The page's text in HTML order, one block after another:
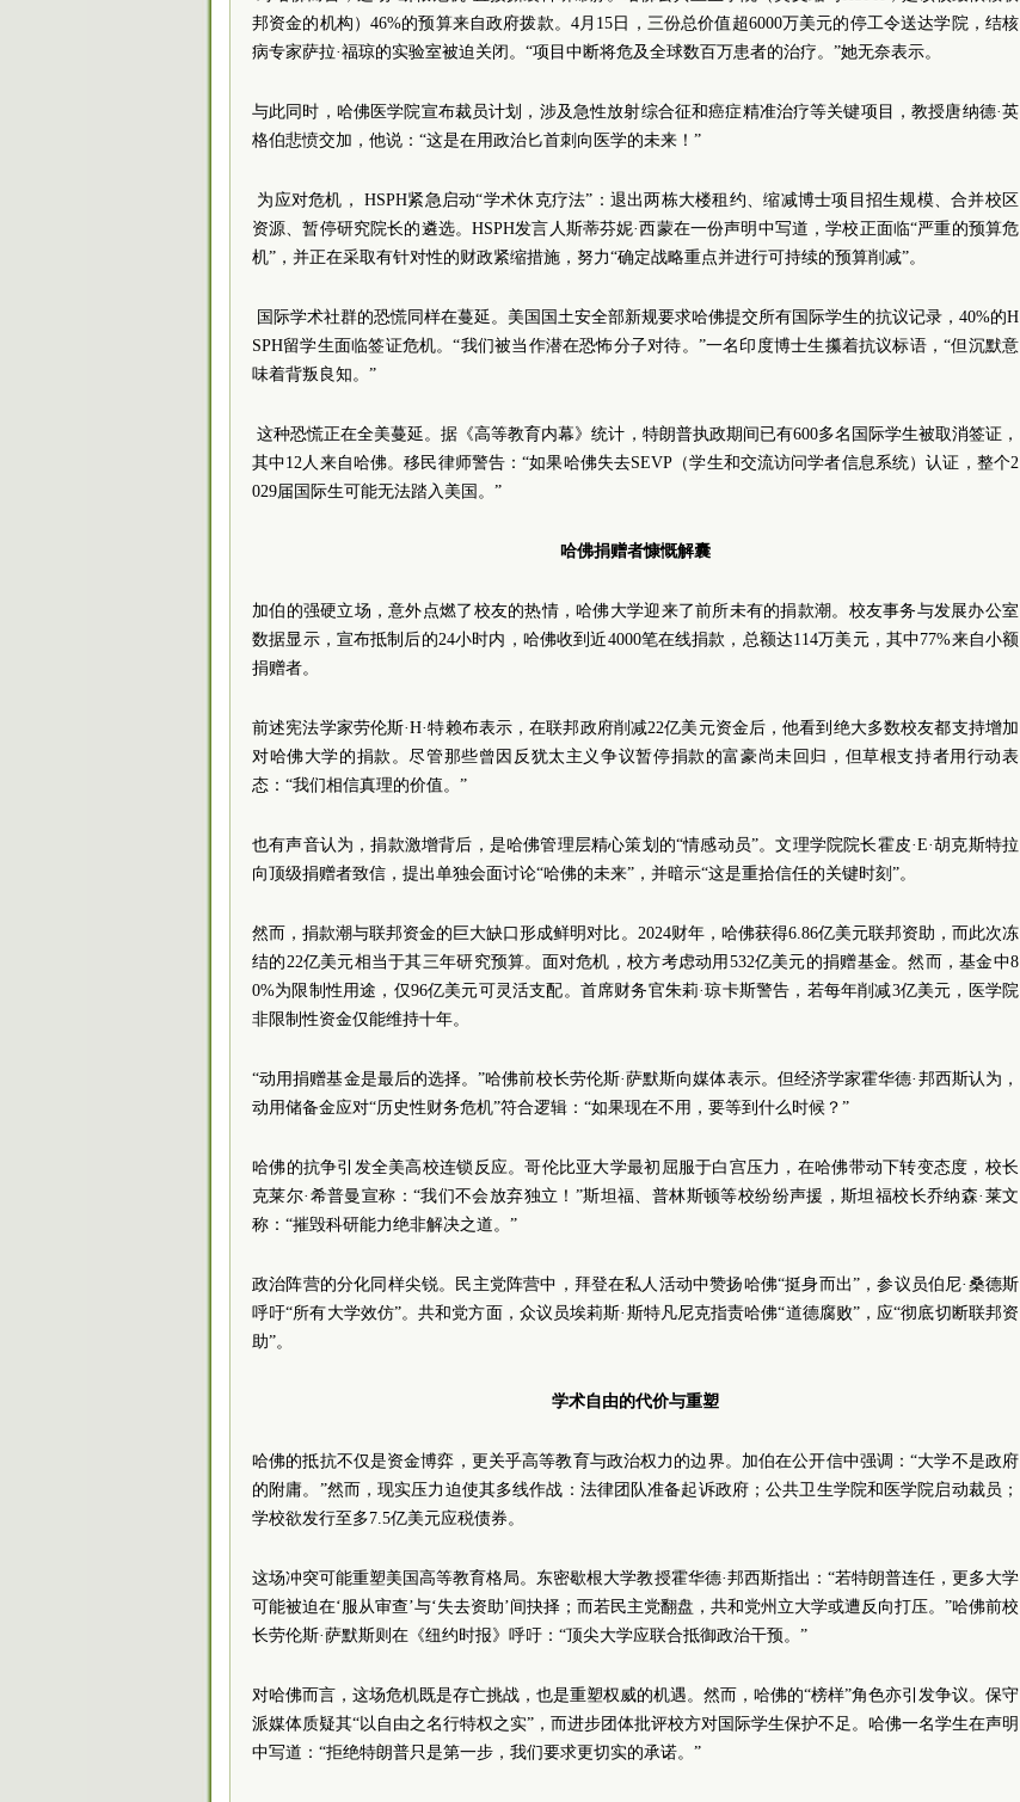
邦资金的机构）46%的预算来自政府拨款。4月15日，三份总价值超6000万美元的停工令送达学院，结核
病专家萨拉·福琼的实验室被迫关闭。“项目中断将危及全球数百万患者的治疗。”她无奈表示。
与此同时，哈佛医学院宣布裁员计划，涉及急性放射综合征和癌症精准治疗等关键项目，教授唐纳德·英
格伯悲愤交加，他说：“这是在用政治匕首刺向医学的未来！”
为应对危机， HSPH紧急启动“学术休克疗法”：退出两栋大楼租约、缩减博士项目招生规模、合并校区
资源、暂停研究院长的遴选。HSPH发言人斯蒂芬妮·西蒙在一份声明中写道，学校正面临“严重的预算危
机”，并正在采取有针对性的财政紧缩措施，努力“确定战略重点并进行可持续的预算削减”。
国际学术社群的恐慌同样在蔓延。美国国土安全部新规要求哈佛提交所有国际学生的抗议记录，40%的H
SPH留学生面临签证危机。“我们被当作潜在恐怖分子对待。”一名印度博士生攥着抗议标语，“但沉默意
味着背叛良知。”
这种恐慌正在全美蔓延。据《高等教育内幕》统计，特朗普执政期间已有600多名国际学生被取消签证，
其中12人来自哈佛。移民律师警告：“如果哈佛失去SEVP（学生和交流访问学者信息系统）认证，整个2
029届国际生可能无法踏入美国。”
哈佛捐赠者慷慨解囊
加伯的强硬立场，意外点燃了校友的热情，哈佛大学迎来了前所未有的捐款潮。校友事务与发展办公室
数据显示，宣布抵制后的24小时内，哈佛收到近4000笔在线捐款，总额达114万美元，其中77%来自小额
捐赠者。
前述宪法学家劳伦斯·H·特赖布表示，在联邦政府削减22亿美元资金后，他看到绝大多数校友都支持增加
对哈佛大学的捐款。尽管那些曾因反犹太主义争议暂停捐款的富豪尚未回归，但草根支持者用行动表
态：“我们相信真理的价值。”
也有声音认为，捐款激增背后，是哈佛管理层精心策划的“情感动员”。文理学院院长霍皮·E·胡克斯特拉
向顶级捐赠者致信，提出单独会面讨论“哈佛的未来”，并暗示“这是重拾信任的关键时刻”。
然而，捐款潮与联邦资金的巨大缺口形成鲜明对比。2024财年，哈佛获得6.86亿美元联邦资助，而此次冻
结的22亿美元相当于其三年研究预算。面对危机，校方考虑动用532亿美元的捐赠基金。然而，基金中8
0%为限制性用途，仅96亿美元可灵活支配。首席财务官朱莉·琼卡斯警告，若每年削减3亿美元，医学院
非限制性资金仅能维持十年。
“动用捐赠基金是最后的选择。”哈佛前校长劳伦斯·萨默斯向媒体表示。但经济学家霍华德·邦西斯认为，
动用储备金应对“历史性财务危机”符合逻辑：“如果现在不用，要等到什么时候？”
哈佛的抗争引发全美高校连锁反应。哥伦比亚大学最初屈服于白宫压力，在哈佛带动下转变态度，校长
克莱尔·希普曼宣称：“我们不会放弃独立！”斯坦福、普林斯顿等校纷纷声援，斯坦福校长乔纳森·莱文
称：“摧毁科研能力绝非解决之道。”
政治阵营的分化同样尖锐。民主党阵营中，拜登在私人活动中赞扬哈佛“挺身而出”，参议员伯尼·桑德斯
呼吁“所有大学效仿”。共和党方面，众议员埃莉斯·斯特凡尼克指责哈佛“道德腐败”，应“彻底切断联邦资
助”。
学术自由的代价与重塑
哈佛的抵抗不仅是资金博弈，更关乎高等教育与政治权力的边界。加伯在公开信中强调：“大学不是政府
的附庸。”然而，现实压力迫使其多线作战：法律团队准备起诉政府；公共卫生学院和医学院启动裁员；
学校欲发行至多7.5亿美元应税债券。
这场冲突可能重塑美国高等教育格局。东密歇根大学教授霍华德·邦西斯指出：“若特朗普连任，更多大学
可能被迫在‘服从审查’与‘失去资助’间抉择；而若民主党翻盘，共和党州立大学或遭反向打压。”哈佛前校
长劳伦斯·萨默斯则在《纽约时报》呼吁：“顶尖大学应联合抵御政治干预。”
对哈佛而言，这场危机既是存亡挑战，也是重塑权威的机遇。然而，哈佛的“榜样”角色亦引发争议。保守
派媒体质疑其“以自由之名行特权之实”，而进步团体批评校方对国际学生保护不足。哈佛一名学生在声明
中写道：“拒绝特朗普只是第一步，我们要求更切实的承诺。”